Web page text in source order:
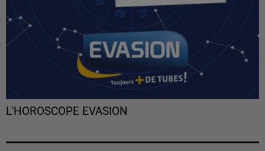
L'HOROSCOPE EVASION